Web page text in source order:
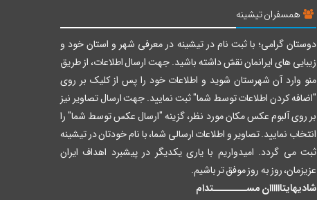
همسفران تیشینه
دوستان گرامی؛ با ثبت نام در تیشینه در معرفی شهر و استان خود و
زیبایی های ایرانمان نقش داشته باشید. جهت ارسال اطلاعات، از طریق
منو وارد آن شهرستان شوید و اطلاعات خود را پس از کلیک بر روی
"اضافه کردن اطلاعات توسط شما" ثبت نمایید. جهت ارسال تصاویر نیز
بر روی آلبوم عکس مکان مورد نظر، گزینه "ارسال عکس توسط شما" را
انتخاب نمایید. تصاویر و اطلاعات ارسالی شما، با نام خودتان در تیشینه
ثبت می گردد. امیدواریم با یاری یکدیگر در پیشبرد اهداف ایران
عزیزمان، روز به روز موفق تر باشیم.
شادیهایتاااااان مســــــــتدام